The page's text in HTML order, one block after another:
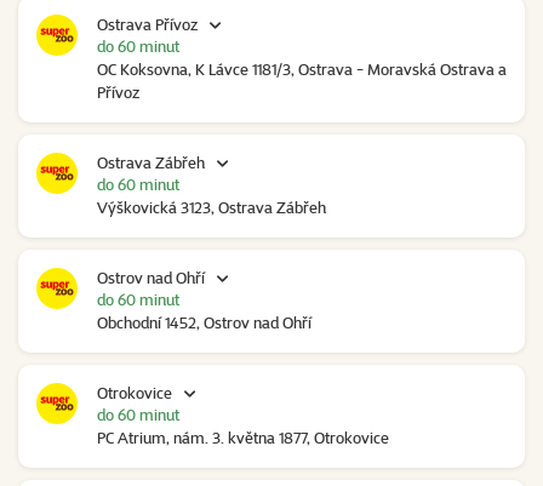
Ostrava Přívoz
OC Koksovna, K Lávce 1181/3, Ostrava - Moravská Ostrava a
Přívoz
do 60 minut
Ostrava Zábřeh
Výškovická 3123, Ostrava Zábřeh
do 60 minut
Ostrov nad Ohří
Obchodní 1452, Ostrov nad Ohří
do 60 minut
Otrokovice
PC Atrium, nám. 3. května 1877, Otrokovice
do 60 minut